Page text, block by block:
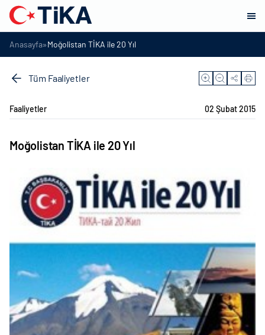
Anasayfa»Moğolistan TİKA ile 20 Yıl
Tüm Faaliyetler
Faaliyetler 02 Şubat 2015
Moğolistan TİKA ile 20 Yıl